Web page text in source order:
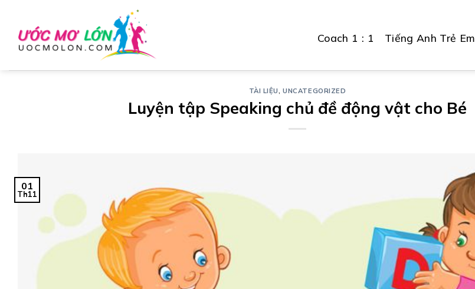
dung
Coach 1 : 1 Tiếng Anh Trẻ Em
TÀI LIỆU,UNCATEGORIZED
Luyện tập Speaking chủ đề động vật cho Bé
01
Th11